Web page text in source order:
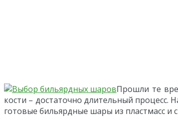
Прошли те
кости – достаточно длительный процесс.
готовые бильярдные шары из пластмасс и